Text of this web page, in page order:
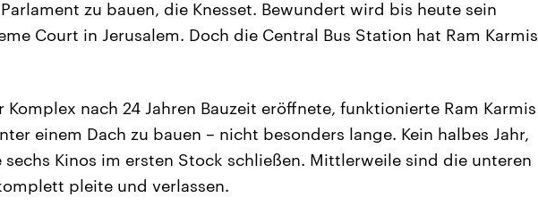
zu bauen, die Knesset. Bewundert wird bis heute sein
Court in Jerusalem. Doch die Central Bus Station hat Ram Karmis
Komplex nach 24 Jahren Bauzeit eröffnete, funktionierte Ram Karmis
einem Dach zu bauen – nicht besonders lange. Kein halbes Jahr,
sechs Kinos im ersten Stock schließen. Mittlerweile sind die unteren
pleite und verlassen.